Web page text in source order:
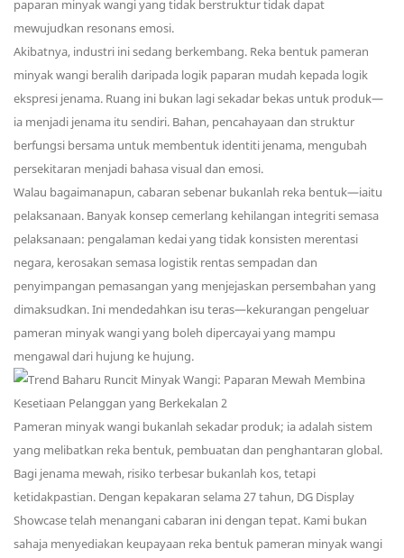
paparan minyak wangi yang tidak berstruktur tidak dapat
mewujudkan resonans emosi.
Akibatnya, industri ini sedang berkembang. Reka bentuk pameran
minyak wangi beralih daripada logik paparan mudah kepada logik
ekspresi jenama. Ruang ini bukan lagi sekadar bekas untuk produk—
ia menjadi jenama itu sendiri. Bahan, pencahayaan dan struktur
berfungsi bersama untuk membentuk identiti jenama, mengubah
persekitaran menjadi bahasa visual dan emosi.
Walau bagaimanapun, cabaran sebenar bukanlah reka bentuk—iaitu
pelaksanaan. Banyak konsep cemerlang kehilangan integriti semasa
pelaksanaan: pengalaman kedai yang tidak konsisten merentasi
negara, kerosakan semasa logistik rentas sempadan dan
penyimpangan pemasangan yang menjejaskan persembahan yang
dimaksudkan. Ini mendedahkan isu teras—kekurangan pengeluar
pameran minyak wangi yang boleh dipercayai yang mampu
mengawal dari hujung ke hujung.
Pameran minyak wangi bukanlah sekadar produk; ia adalah sistem
yang melibatkan reka bentuk, pembuatan dan penghantaran global.
Bagi jenama mewah, risiko terbesar bukanlah kos, tetapi
ketidakpastian. Dengan kepakaran selama 27 tahun, DG Display
Showcase telah menangani cabaran ini dengan tepat. Kami bukan
sahaja menyediakan keupayaan reka bentuk pameran minyak wangi